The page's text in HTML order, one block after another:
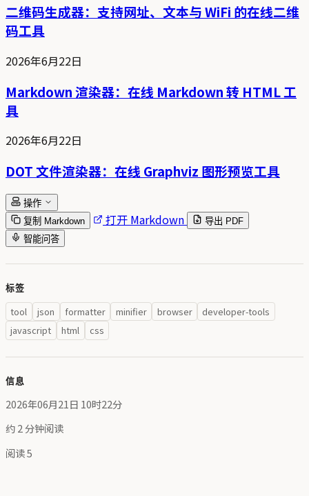
二维码生成器：支持网址、文本与 WiFi 的在线二维
码工具
2026年6月22日
Markdown 渲染器：在线 Markdown 转 HTML 工
具
2026年6月22日
DOT 文件渲染器：在线 Graphviz 图形预览工具
操作
复制 Markdown
打开 Markdown
导出 PDF
智能问答
标签
tool json formatter minifier browser
developer-tools
javascript
html css
信息
2026年06月21日 10时22分
约 2 分钟阅读
阅读5